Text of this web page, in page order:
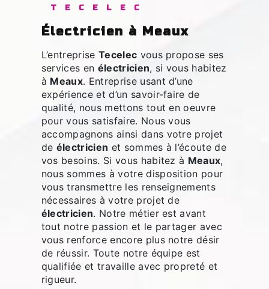
TECELEC
électricien à Meaux
L’entreprise Tecelec vous propose ses
services en électricien, si vous habitez
à Meaux. Entreprise usant d’une
expérience et d’un savoir-faire de
qualité, nous mettons tout en oeuvre
pour vous satisfaire. Nous vous
accompagnons ainsi dans votre projet
de électricien et sommes à l’écoute de
vos besoins. Si vous habitez à Meaux,
nous sommes à votre disposition pour
vous transmettre les renseignements
nécessaires à votre projet de
électricien. Notre métier est avant
tout notre passion et le partager avec
vous renforce encore plus notre désir
de réussir. Toute notre équipe est
qualifiée et travaille avec propreté et
rigueur.